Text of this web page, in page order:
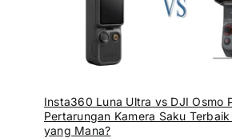
Insta360 Luna Ultra vs DJI Osmo
Pertarungan Kamera Saku
yang Mana?